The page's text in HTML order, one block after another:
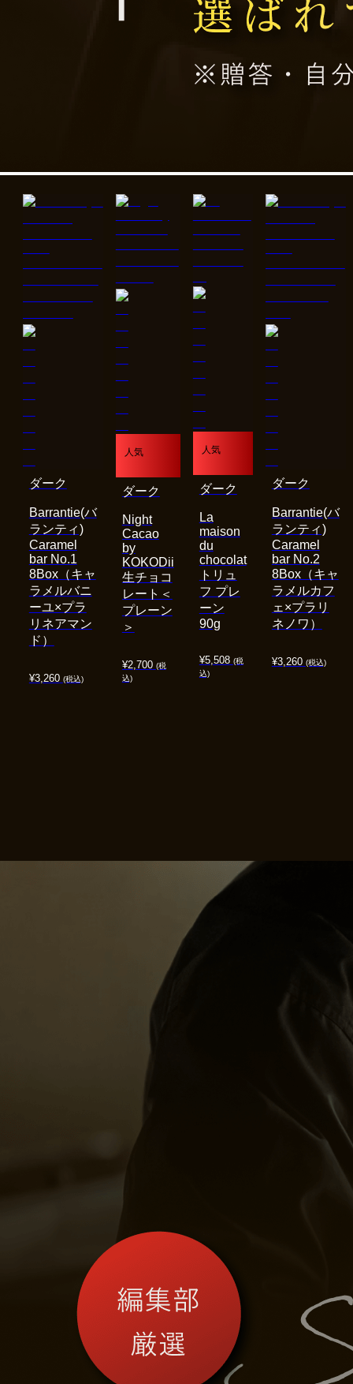
¥3,260 (税込)
Barrantie(バ
ランティ)
Caramel
bar No.1
8Box（キャ
ラメルバニ
ーユ×プラ
リネアマン
ド）
ダーク
人気
¥2,700 (税
込)
Night
Cacao
by
KOKODii
生チョコ
レート＜
プレーン
＞
ダーク
人気
¥5,508 (税
込)
La
maison
du
chocolat
トリュ
フ プレ
ーン
90g
ダーク
¥3,260 (税込)
Barrantie(バ
ランティ)
Caramel
bar No.2
8Box（キャ
ラメルカフ
ェ×プラリ
ネノワ）
ダーク